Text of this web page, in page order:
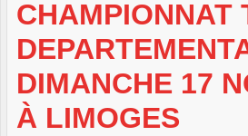
CHAMPIONNAT
DIMANCHE 17
À LIMOGES